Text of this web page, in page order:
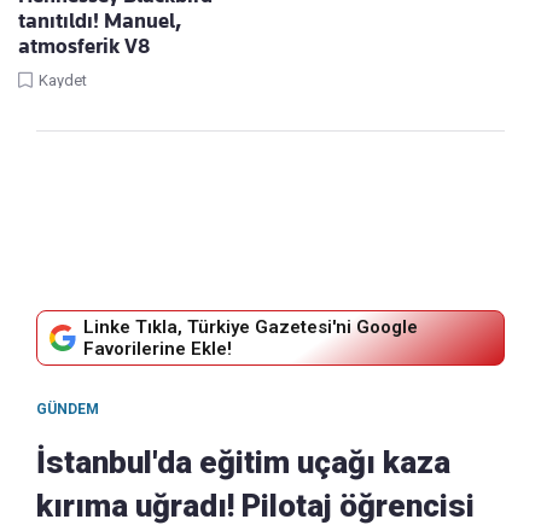
tanıtıldı! Manuel,
atmosferik V8
Kaydet
Linke Tıkla, Türkiye Gazetesi'ni Google
Favorilerine Ekle!
GÜNDEM
İstanbul'da eğitim uçağı kaza
kırıma uğradı! Pilotaj öğrencisi